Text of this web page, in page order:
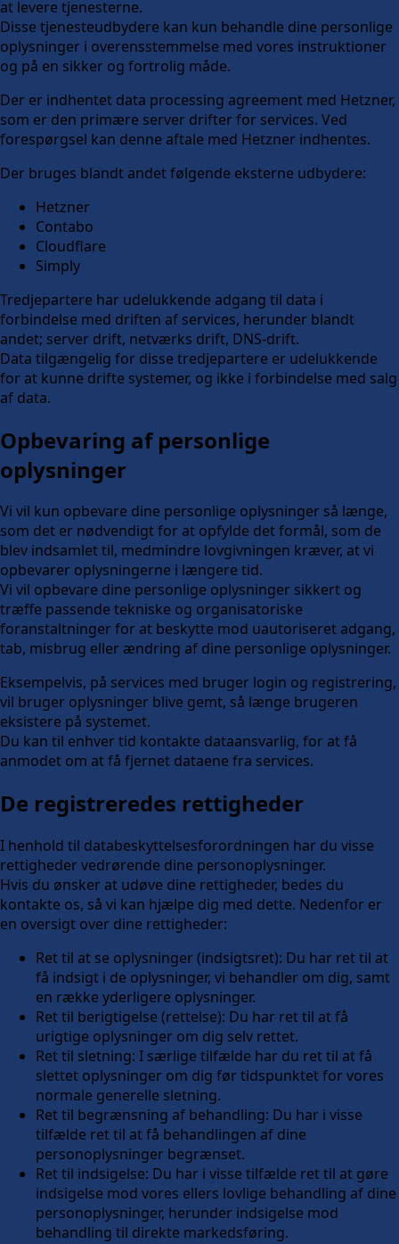
at levere tjenesterne.
Disse tjenesteudbydere kan kun behandle dine personlige
oplysninger i overensstemmelse med vores instruktioner
og på en sikker og fortrolig måde.
Der er indhentet data processing agreement med Hetzner,
som er den primære server drifter for services. Ved
forespørgsel kan denne aftale med Hetzner indhentes.
Der bruges blandt andet følgende eksterne udbydere:
Hetzner
Contabo
Cloudflare
Simply
Tredjepartere har udelukkende adgang til data i
forbindelse med driften af services, herunder blandt
andet; server drift, netværks drift, DNS-drift.
Data tilgængelig for disse tredjepartere er udelukkende
for at kunne drifte systemer, og ikke i forbindelse med salg
af data.
Opbevaring af personlige
oplysninger
Vi vil kun opbevare dine personlige oplysninger så længe,
som det er nødvendigt for at opfylde det formål, som de
blev indsamlet til, medmindre lovgivningen kræver, at vi
opbevarer oplysningerne i længere tid.
Vi vil opbevare dine personlige oplysninger sikkert og
træffe passende tekniske og organisatoriske
foranstaltninger for at beskytte mod uautoriseret adgang,
tab, misbrug eller ændring af dine personlige oplysninger.
Eksempelvis, på services med bruger login og registrering,
vil bruger oplysninger blive gemt, så længe brugeren
eksistere på systemet.
Du kan til enhver tid kontakte dataansvarlig, for at få
anmodet om at få fjernet dataene fra services.
De registreredes rettigheder
I henhold til databeskyttelsesforordningen har du visse
rettigheder vedrørende dine personoplysninger.
Hvis du ønsker at udøve dine rettigheder, bedes du
kontakte os, så vi kan hjælpe dig med dette. Nedenfor er
en oversigt over dine rettigheder:
Ret til at se oplysninger (indsigtsret): Du har ret til at
få indsigt i de oplysninger, vi behandler om dig, samt
en række yderligere oplysninger.
Ret til berigtigelse (rettelse): Du har ret til at få
urigtige oplysninger om dig selv rettet.
Ret til sletning: I særlige tilfælde har du ret til at få
slettet oplysninger om dig før tidspunktet for vores
normale generelle sletning.
Ret til begrænsning af behandling: Du har i visse
tilfælde ret til at få behandlingen af dine
personoplysninger begrænset.
Ret til indsigelse: Du har i visse tilfælde ret til at gøre
indsigelse mod vores ellers lovlige behandling af dine
personoplysninger, herunder indsigelse mod
behandling til direkte markedsføring.